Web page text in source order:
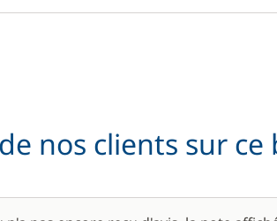
nos clients sur ce